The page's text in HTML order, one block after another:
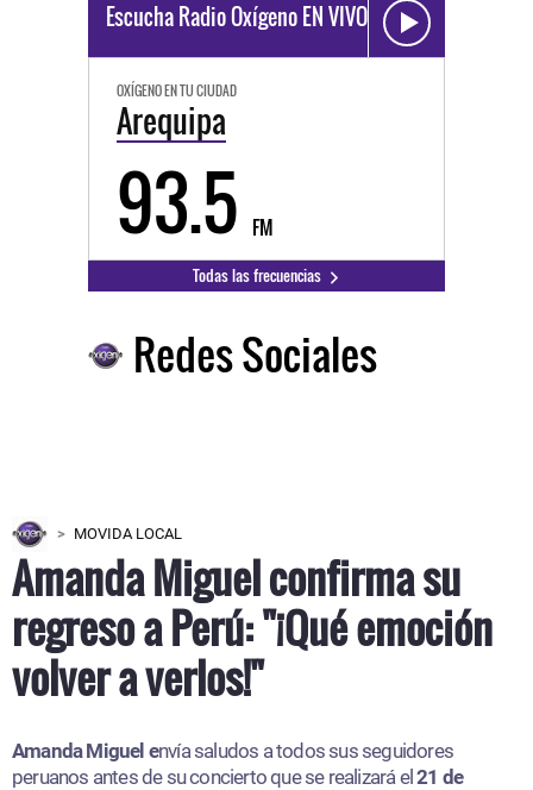
Escucha Radio Oxígeno EN VIVO
OXÍGENO EN TU CIUDAD
Arequipa
93.5 FM
Todas las frecuencias
Redes Sociales
MOVIDA LOCAL
Amanda Miguel confirma su
regreso a Perú: "¡Qué emoción
volver a verlos!"
Amanda Miguel envía saludos a todos sus seguidores
peruanos antes de su concierto que se realizará el21 de